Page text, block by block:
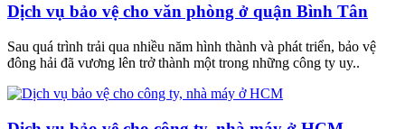
Dịch vụ bảo vệ cho văn phòng ở quận Bình Tân
Sau quá trình trải qua nhiều năm hình thành và phát triển, bảo vệ
đông hải đã vương lên trở thành một trong những công ty uy..